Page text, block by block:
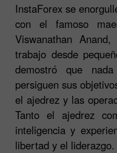
InstaForex se
con el famoso
Viswanathan
trabajo desde
demostró que
persiguen sus
el ajedrez y las
Tanto el ajedrez
inteligencia y
libertad y el liderazgo.